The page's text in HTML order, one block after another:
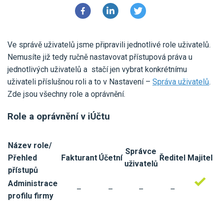
Přehled funkcí
Online daňová evidence
Online fakturace
Propojení s bankou
Všechny funkce
Účetní služby
Pro uživatele iÚčto
Poptávka účetních služeb
Ceník účetních služeb
Pro koho je určené
Pro firmy
Pro spolky Blog
Ve správě uživatelů jsme připravili jednotlivé role uživatelů.
Nemusíte již tedy ručně nastavovat přístupová práva u
jednotlivých uživatelů a stačí jen vybrat konkrétnímu
uživateli příslušnou roli a to v Nastavení – Správa uživatelů.
Zde jsou všechny role a oprávnění.
Role a oprávnění v iÚčtu
Název role/
Přehled
přístupů
Fakturant Účetní
Správce
uživatelů
Ředitel Majitel
Administrace
profilu firmy
– – – –